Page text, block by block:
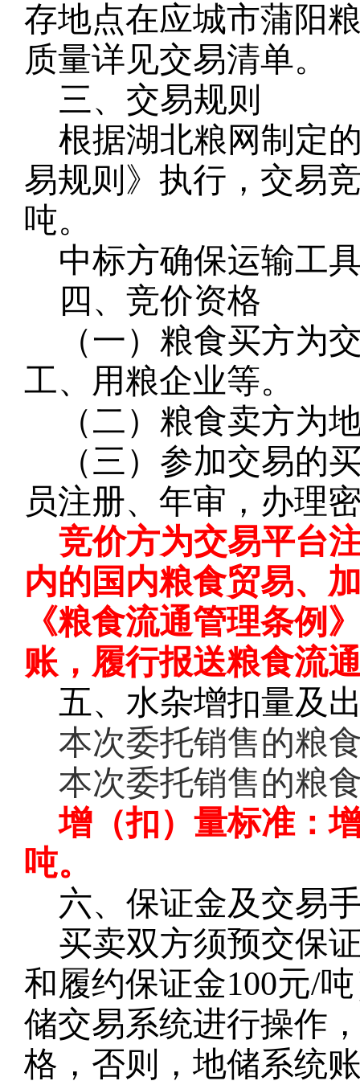
存地点在应城市蒲阳
质量详见交易清单。
三、交易规则
根据湖北粮网制定
易规则》执行，交易
吨。
中标方确保运输工
四、竞价资格
（一）粮食买方为
工、用粮企业等。
（二）粮食卖方为
（三）参加交易的
员注册、年审，办理
竞价方为交易平台
内的国内粮食贸易、
《粮食流通管理条例
账，履行报送粮食流
五、水杂增扣量及
本次委托销售的粮
本次委托销售的粮
增（扣）量标准：
吨。
六、保证金及交易
买卖双方须预交保
和履约保证金100元/
储交易系统进行操作
格，否则，地储系统